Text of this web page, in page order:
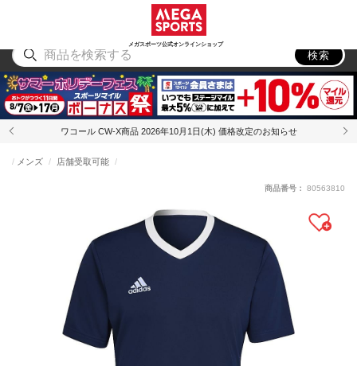
メガスポーツ公式オンラインショップ
アウトドア
検索
ワコール CW-X商品 2026年10月1日(木) 価格改定のお知らせ
メンズ 店舗受取可能
商品番号： 80563810